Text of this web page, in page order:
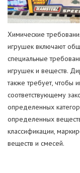
Химические
игрушек включают
специальные
игрушек и веществ.
также требует, чтобы
соответствующему
определенных
определенных
классификации,
веществ и смесей.